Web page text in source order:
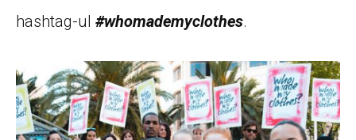
hashtag-ul #whomademyclothes.